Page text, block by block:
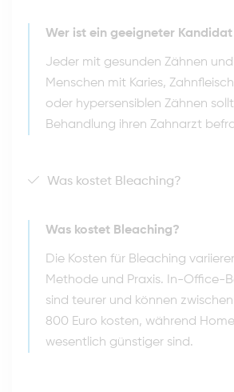
Wer ist ein geeigneter
Jeder mit gesunden Zähnen
Menschen mit Karies,
oder hypersensiblen Zähnen
Behandlung ihren Zahnarzt
Was kostet Bleaching?
Was kostet Bleaching?
Die Kosten für Bleaching
Methode und Praxis. In-Office-
sind teurer und können
800 Euro kosten, während
wesentlich günstiger sind.